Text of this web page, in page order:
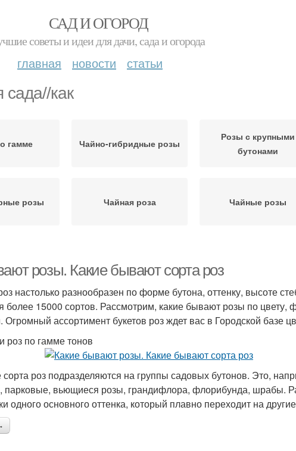
САД И ОГОРОД
советы и идеи для дачи, сада и огорода
главная новости статьи
сада//как
гамме Чайно-гибридные розы
Розы с крупными
бутонами
розы Чайная роза Чайные розы
розы. Какие бывают сорта роз
настолько разнообразен по форме бутона, оттенку, высоте
более 15000 сортов. Рассмотрим, какие бывают розы по цвету,
Огромный ассортимент букетов роз ждет вас в Городской базе
роз по гамме тонов
роз подразделяются на группы садовых бутонов. Это,
вьющиеся розы, грандифлора, флорибунда, шрабы.
одного основного оттенка, который плавно переходит на